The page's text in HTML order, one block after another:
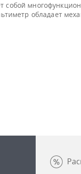
собой
обладает